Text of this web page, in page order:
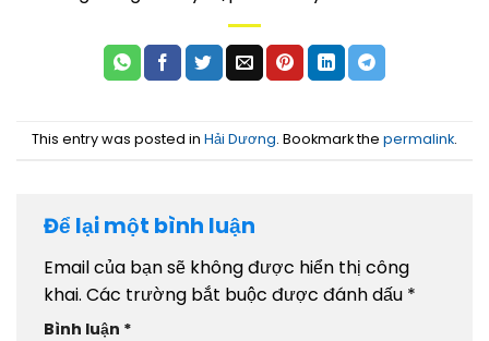
This entry was posted in Hải Dương. Bookmark the permalink.
Để lại một bình luận
Email của bạn sẽ không được hiển thị công
khai. Các trường bắt buộc được đánh dấu *
Bình luận *